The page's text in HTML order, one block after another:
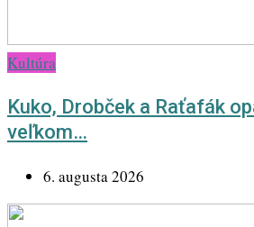
Kultúra
Kuko, Drobček a Raťafák
veľkom…
6. augusta 2026